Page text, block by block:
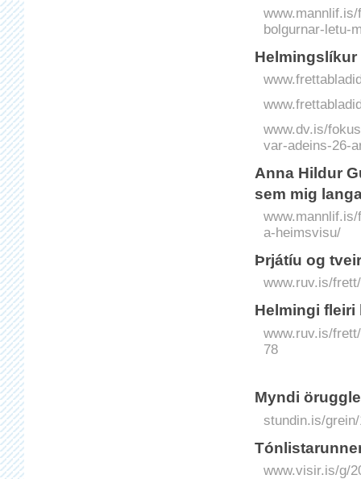
bolgurnar-letu-
Helmings­líkur
www.dv.is/
var-adeins-26-
Anna Hildur
sem mig
a-heimsvisu/
Þrjátíu og
www.ruv.is/
Helmingi fleiri
www.ruv.is/
78
Myndi
stundin.is/
www.visir.is/g/